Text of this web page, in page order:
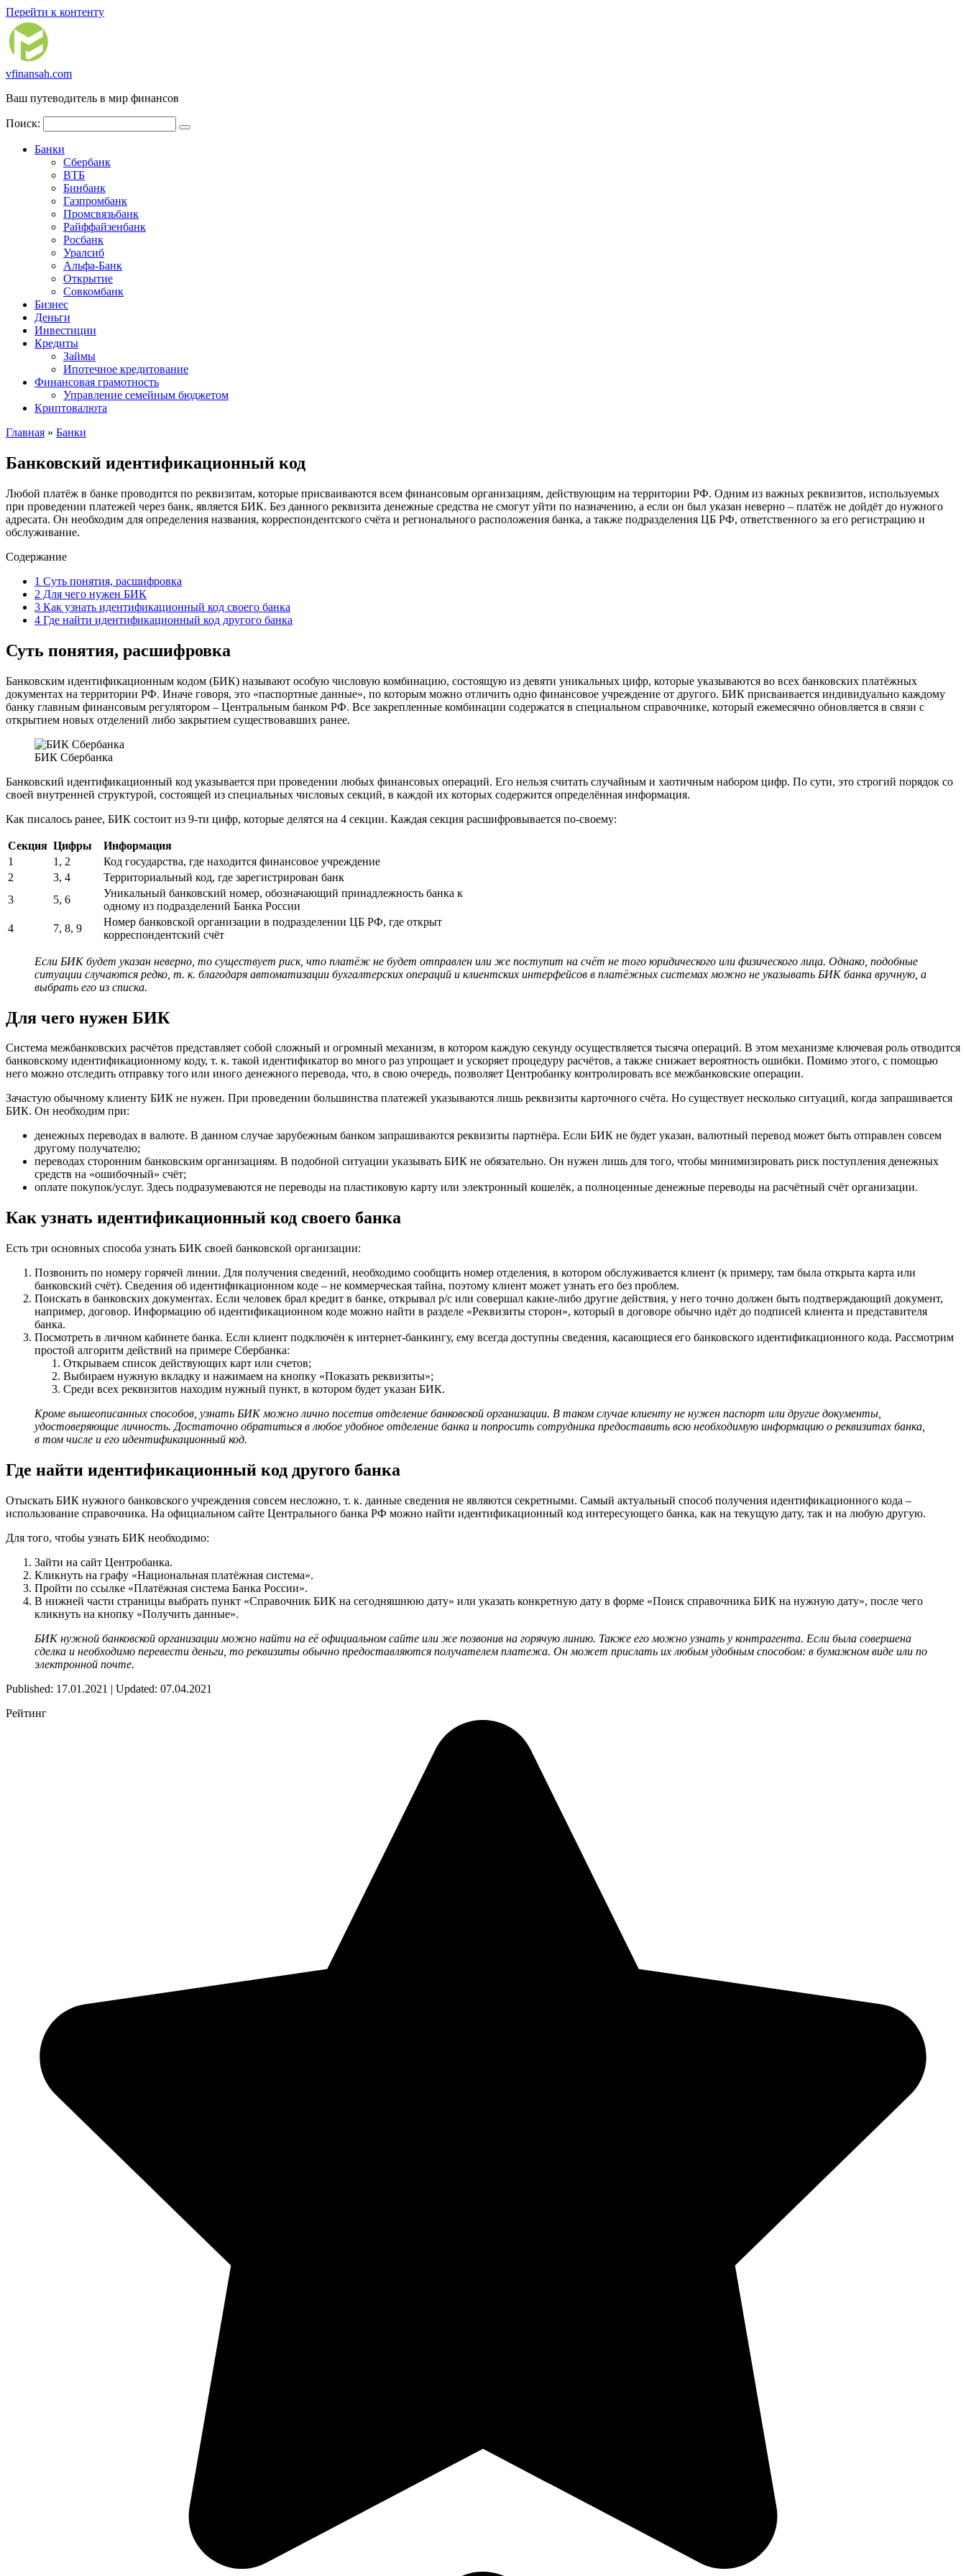
Перейти к контенту
vfinansah.com
Ваш путеводитель в мир финансов
Поиск:
Банки
Сбербанк
ВТБ
Бинбанк
Газпромбанк
Промсвязьбанк
Райффайзенбанк
Росбанк
Уралсиб
Альфа-Банк
Открытие
Совкомбанк
Бизнес
Деньги
Инвестиции
Кредиты
Займы
Ипотечное кредитование
Финансовая грамотность
Управление семейным бюджетом
Криптовалюта
Главная » Банки
Банковский идентификационный код
Любой платёж в банке проводится по реквизитам, которые присваиваются всем финансовым организациям, действующим на территории РФ. Одним из важных реквизитов, используемых
при проведении платежей через банк, является БИК. Без данного реквизита денежные средства не смогут уйти по назначению, а если он был указан неверно – платёж не дойдёт до нужного
адресата. Он необходим для определения названия, корреспондентского счёта и регионального расположения банка, а также подразделения ЦБ РФ, ответственного за его регистрацию и
обслуживание.
Содержание
1 Суть понятия, расшифровка
2 Для чего нужен БИК
3 Как узнать идентификационный код своего банка
4 Где найти идентификационный код другого банка
Суть понятия, расшифровка
Банковским идентификационным кодом (БИК) называют особую числовую комбинацию, состоящую из девяти уникальных цифр, которые указываются во всех банковских платёжных
документах на территории РФ. Иначе говоря, это «паспортные данные», по которым можно отличить одно финансовое учреждение от другого. БИК присваивается индивидуально каждому
банку главным финансовым регулятором – Центральным банком РФ. Все закрепленные комбинации содержатся в специальном справочнике, который ежемесячно обновляется в связи с
открытием новых отделений либо закрытием существовавших ранее.
БИК Сбербанка
Банковский идентификационный код указывается при проведении любых финансовых операций. Его нельзя считать случайным и хаотичным набором цифр. По сути, это строгий порядок со
своей внутренней структурой, состоящей из специальных числовых секций, в каждой их которых содержится определённая информация.
Как писалось ранее, БИК состоит из 9-ти цифр, которые делятся на 4 секции. Каждая секция расшифровывается по-своему:
Секция Цифры
Информация
1
1, 2
Код государства, где находится финансовое учреждение
2
3, 4
Территориальный код, где зарегистрирован банк
3
5, 6
Уникальный банковский номер, обозначающий принадлежность банка к
одному из подразделений Банка России
4
7, 8, 9
Номер банковской организации в подразделении ЦБ РФ, где открыт
корреспондентский счёт
Если БИК будет указан неверно, то существует риск, что платёж не будет отправлен или же поступит на счёт не того юридического или физического лица. Однако, подобные
ситуации случаются редко, т. к. благодаря автоматизации бухгалтерских операций и клиентских интерфейсов в платёжных системах можно не указывать БИК банка вручную, а
выбрать его из списка.
Для чего нужен БИК
Система межбанковских расчётов представляет собой сложный и огромный механизм, в котором каждую секунду осуществляется тысяча операций. В этом механизме ключевая роль отводится
банковскому идентификационному коду, т. к. такой идентификатор во много раз упрощает и ускоряет процедуру расчётов, а также снижает вероятность ошибки. Помимо этого, с помощью
него можно отследить отправку того или иного денежного перевода, что, в свою очередь, позволяет Центробанку контролировать все межбанковские операции.
Зачастую обычному клиенту БИК не нужен. При проведении большинства платежей указываются лишь реквизиты карточного счёта. Но существует несколько ситуаций, когда запрашивается
БИК. Он необходим при:
денежных переводах в валюте. В данном случае зарубежным банком запрашиваются реквизиты партнёра. Если БИК не будет указан, валютный перевод может быть отправлен совсем
другому получателю;
переводах сторонним банковским организациям. В подобной ситуации указывать БИК не обязательно. Он нужен лишь для того, чтобы минимизировать риск поступления денежных
средств на «ошибочный» счёт;
оплате покупок/услуг. Здесь подразумеваются не переводы на пластиковую карту или электронный кошелёк, а полноценные денежные переводы на расчётный счёт организации.
Как узнать идентификационный код своего банка
Есть три основных способа узнать БИК своей банковской организации:
Позвонить по номеру горячей линии. Для получения сведений, необходимо сообщить номер отделения, в котором обслуживается клиент (к примеру, там была открыта карта или
банковский счёт). Сведения об идентификационном коде – не коммерческая тайна, поэтому клиент может узнать его без проблем.
Поискать в банковских документах. Если человек брал кредит в банке, открывал р/с или совершал какие-либо другие действия, у него точно должен быть подтверждающий документ,
например, договор. Информацию об идентификационном коде можно найти в разделе «Реквизиты сторон», который в договоре обычно идёт до подписей клиента и представителя
банка.
Посмотреть в личном кабинете банка. Если клиент подключён к интернет-банкингу, ему всегда доступны сведения, касающиеся его банковского идентификационного кода. Рассмотрим
простой алгоритм действий на примере Сбербанка:
Открываем список действующих карт или счетов;
Выбираем нужную вкладку и нажимаем на кнопку «Показать реквизиты»;
Среди всех реквизитов находим нужный пункт, в котором будет указан БИК.
Кроме вышеописанных способов, узнать БИК можно лично посетив отделение банковской организации. В таком случае клиенту не нужен паспорт или другие документы,
удостоверяющие личность. Достаточно обратиться в любое удобное отделение банка и попросить сотрудника предоставить всю необходимую информацию о реквизитах банка,
в том числе и его идентификационный код.
Где найти идентификационный код другого банка
Отыскать БИК нужного банковского учреждения совсем несложно, т. к. данные сведения не являются секретными. Самый актуальный способ получения идентификационного кода –
использование справочника. На официальном сайте Центрального банка РФ можно найти идентификационный код интересующего банка, как на текущую дату, так и на любую другую.
Для того, чтобы узнать БИК необходимо:
Зайти на сайт Центробанка.
Кликнуть на графу «Национальная платёжная система».
Пройти по ссылке «Платёжная система Банка России».
В нижней части страницы выбрать пункт «Справочник БИК на сегодняшнюю дату» или указать конкретную дату в форме «Поиск справочника БИК на нужную дату», после чего
кликнуть на кнопку «Получить данные».
БИК нужной банковской организации можно найти на её официальном сайте или же позвонив на горячую линию. Также его можно узнать у контрагента. Если была совершена
сделка и необходимо перевести деньги, то реквизиты обычно предоставляются получателем платежа. Он может прислать их любым удобным способом: в бумажном виде или по
электронной почте.
Published: 17.01.2021 | Updated: 07.04.2021
Рейтинг